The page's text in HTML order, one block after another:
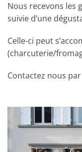
Nous recevons les
suivie d’une
Celle-ci peut
(charcuterie/
Contactez nous